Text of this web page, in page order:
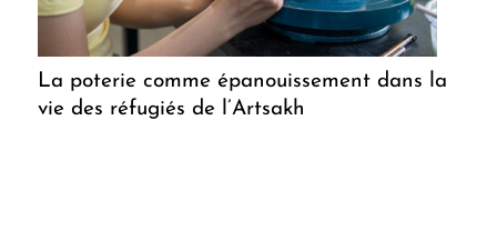
La poterie comme épanouissement dans la
vie des réfugiés de l’Artsakh